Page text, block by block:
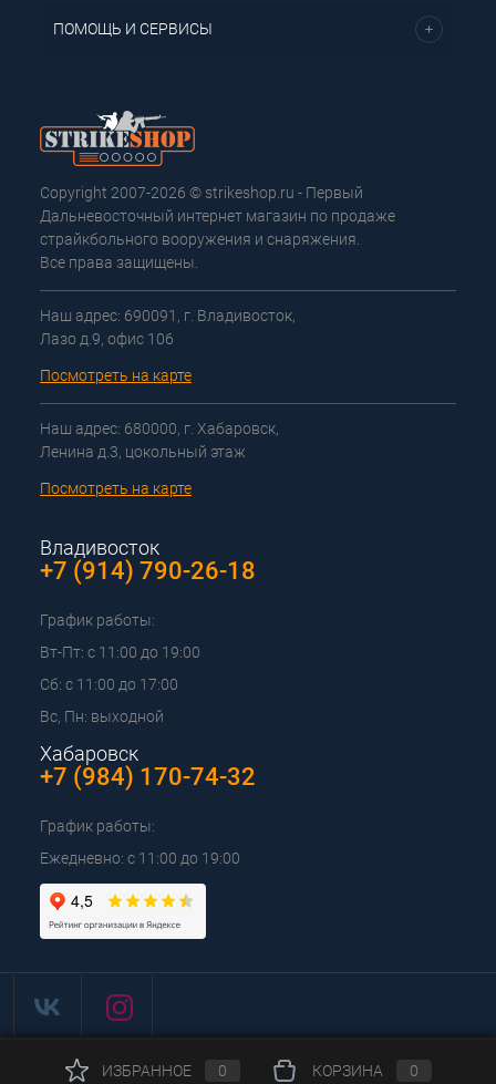
ПОМОЩЬ И СЕРВИСЫ
Copyright 2007-2026 © strikeshop.ru - Первый
Дальневосточный интернет магазин по продаже
страйкбольного вооружения и снаряжения.
Все права защищены.
Наш адрес: 690091, г. Владивосток,
Лазо д.9, офис 106
Посмотреть на карте
Наш адрес: 680000, г. Хабаровск,
Ленина д.3, цокольный этаж
Посмотреть на карте
Владивосток
+7 (914) 790-26-18
График работы:
Вт-Пт: с 11:00 до 19:00
Сб: с 11:00 до 17:00
Вс, Пн: выходной
Хабаровск
+7 (984) 170-74-32
График работы:
Ежедневно: с 11:00 до 19:00
ИЗБРАННОЕ 0 КОРЗИНА 0